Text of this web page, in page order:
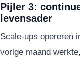
Pijler 3:
levensader
Scale-ups opereren
vorige maand